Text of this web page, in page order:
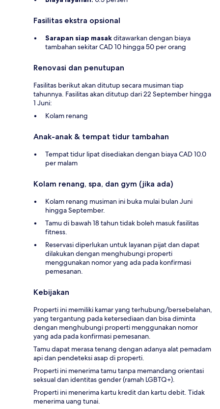
Fasilitas ekstra opsional
Sarapan siap masakditawarkan dengan biaya
tambahan sekitar CAD 10 hingga 50 per orang
Renovasi dan penutupan
Fasilitas berikut akan ditutup secara musiman tiap
tahunnya. Fasilitas akan ditutup dari 22 September hingga
1 Juni:
Kolam renang
Anak-anak & tempat tidur tambahan
Tempat tidur lipat disediakan dengan biaya CAD 10.0
per malam
Kolam renang, spa, dan gym (jika ada)
Kolam renang musiman ini buka mulai bulan Juni
hingga September.
Tamu di bawah 18 tahun tidak boleh masuk fasilitas
fitness.
Reservasi diperlukan untuk layanan pijat dan dapat
dilakukan dengan menghubungi properti
menggunakan nomor yang ada pada konfirmasi
pemesanan.
Kebijakan
Properti ini memiliki kamar yang terhubung/bersebelahan,
yang tergantung pada ketersediaan dan bisa diminta
dengan menghubungi properti menggunakan nomor
yang ada pada konfirmasi pemesanan.
Tamu dapat merasa tenang dengan adanya alat pemadam
api dan pendeteksi asap di properti.
Properti ini menerima tamu tanpa memandang orientasi
seksual dan identitas gender (ramah LGBTQ+).
Properti ini menerima kartu kredit dan kartu debit. Tidak
menerima uang tunai.